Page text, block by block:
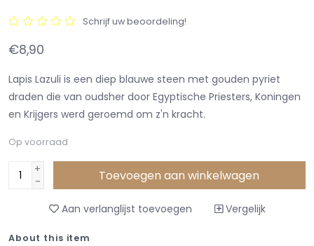
Schrijf uw beoordeling!
€8,90
Lapis Lazuli is een diep blauwe steen met gouden pyriet
draden die van oudsher door Egyptische Priesters, Koningen
en Krijgers werd geroemd om z'n kracht.
Op voorraad
+
-
Toevoegen aan winkelwagen
Aan verlanglijst toevoegen Vergelijk
About this item